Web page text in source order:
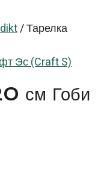
/Тарелка
Эс (Craft S)
см Гоби